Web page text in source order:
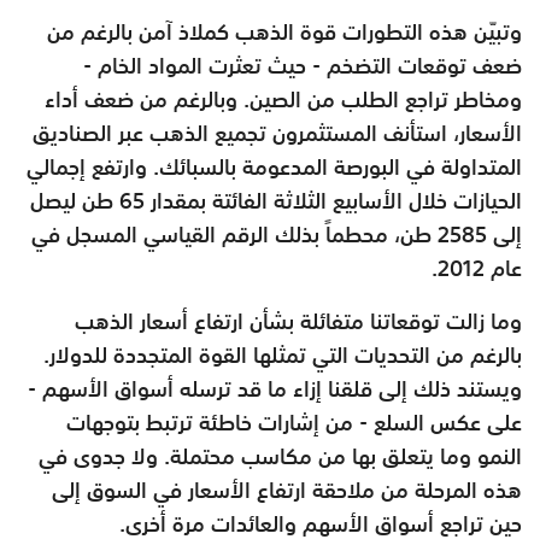
وتبيّن هذه التطورات قوة الذهب كملاذ آمن بالرغم من
ضعف توقعات التضخم - حيث تعثرت المواد الخام -
ومخاطر تراجع الطلب من الصين. وبالرغم من ضعف أداء
الأسعار، استأنف المستثمرون تجميع الذهب عبر الصناديق
المتداولة في البورصة المدعومة بالسبائك. وارتفع إجمالي
الحيازات خلال الأسابيع الثلاثة الفائتة بمقدار 65 طن ليصل
إلى 2585 طن، محطماً بذلك الرقم القياسي المسجل في
عام 2012.
وما زالت توقعاتنا متفائلة بشأن ارتفاع أسعار الذهب
بالرغم من التحديات التي تمثلها القوة المتجددة للدولار.
ويستند ذلك إلى قلقنا إزاء ما قد ترسله أسواق الأسهم -
على عكس السلع - من إشارات خاطئة ترتبط بتوجهات
النمو وما يتعلق بها من مكاسب محتملة. ولا جدوى في
هذه المرحلة من ملاحقة ارتفاع الأسعار في السوق إلى
حين تراجع أسواق الأسهم والعائدات مرة أخرى.